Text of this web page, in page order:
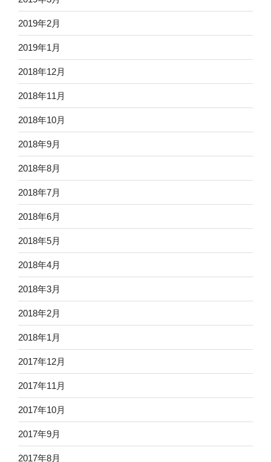
2019年2月
2019年1月
2018年12月
2018年11月
2018年10月
2018年9月
2018年8月
2018年7月
2018年6月
2018年5月
2018年4月
2018年3月
2018年2月
2018年1月
2017年12月
2017年11月
2017年10月
2017年9月
2017年8月